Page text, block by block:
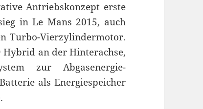
Antriebskonzept erste
in Le Mans 2015, auch
Turbo-Vierzylindermotor.
an der Hinterachse,
zur Abgasenergie-
als Energiespeicher